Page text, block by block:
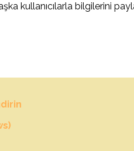
kullanıcılarla bilgilerini